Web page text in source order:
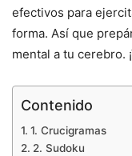
efectivos para
forma. Así que
mental a tu cerebro.
Contenido
1. Crucigramas
2. Sudoku